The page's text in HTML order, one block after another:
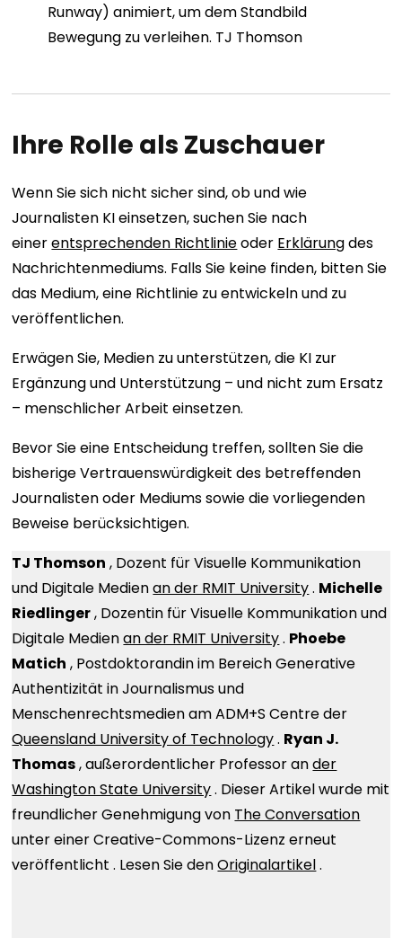
Runway) animiert, um dem Standbild
Bewegung zu verleihen. TJ Thomson
Ihre Rolle als Zuschauer
Wenn Sie sich nicht sicher sind, ob und wie
Journalisten KI einsetzen, suchen Sie nach
einerentsprechenden Richtlinieoder Erklärungdes
Nachrichtenmediums. Falls Sie keine finden, bitten Sie
das Medium, eine Richtlinie zu entwickeln und zu
veröffentlichen.
Erwägen Sie, Medien zu unterstützen, die KI zur
Ergänzung und Unterstützung – und nicht zum Ersatz
– menschlicher Arbeit einsetzen.
Bevor Sie eine Entscheidung treffen, sollten Sie die
bisherige Vertrauenswürdigkeit des betreffenden
Journalisten oder Mediums sowie die vorliegenden
Beweise berücksichtigen.
TJ Thomson , Dozent für Visuelle Kommunikation
und Digitale Medienan der RMIT University. Michelle
Riedlinger, Dozentin für Visuelle Kommunikation und
Digitale Medienan der RMIT University. Phoebe
Matich , Postdoktorandin im Bereich Generative
Authentizität in Journalismus und
Menschenrechtsmedien am ADM+S Centre der
Queensland University of Technology. Ryan J.
Thomas, außerordentlicher Professor ander
Washington State University. Dieser Artikel wurde mit
freundlicher Genehmigung von The Conversation
unter einer Creative-Commons-Lizenz erneut
veröffentlicht . Lesen Sie denOriginalartikel.